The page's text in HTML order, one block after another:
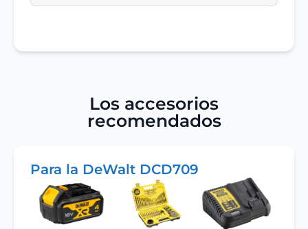
Los accesorios
recomendados
Para la DeWalt DCD709